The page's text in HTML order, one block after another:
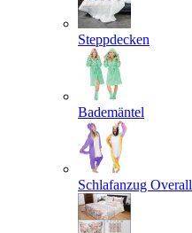
Steppdecken
Bademäntel
Schlafanzug Overall